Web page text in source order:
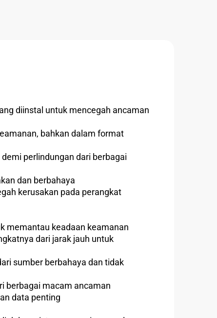
diinstal untuk mencegah ancaman
bahkan dalam format
perlindungan dari berbagai
dan berbahaya
kerusakan pada perangkat
memantau keadaan keamanan
dari jarak jauh untuk
sumber berbahaya dan tidak
berbagai macam ancaman
data penting